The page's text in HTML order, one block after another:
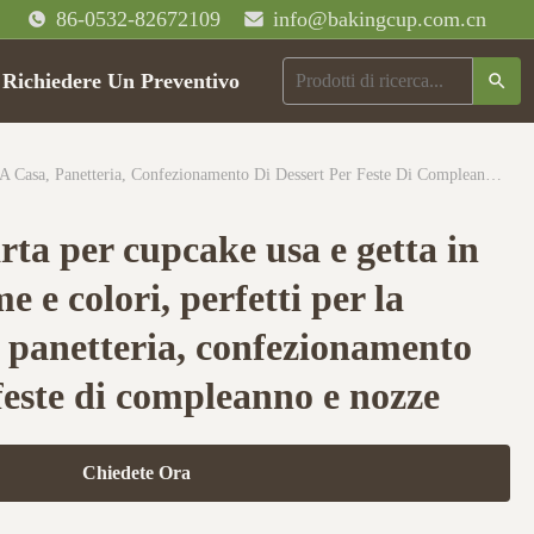
86-0532-82672109 info@bakingcup.com.cn
Richiedere Un Preventivo
per cupcake usa e getta in
e colori, perfetti per la
confezionamento
di compleanno e nozze
Chiedete Ora